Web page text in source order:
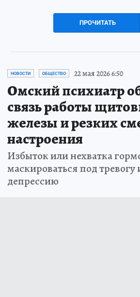
ПРОЧИТАТЬ
НОВОСТИ ОБЩЕСТВО 22 мая 2026 6:50
Омский психиатр
связь работы
железы и резких
настроения
Избыток или нехватка
маскироваться под тревогу
депрессию